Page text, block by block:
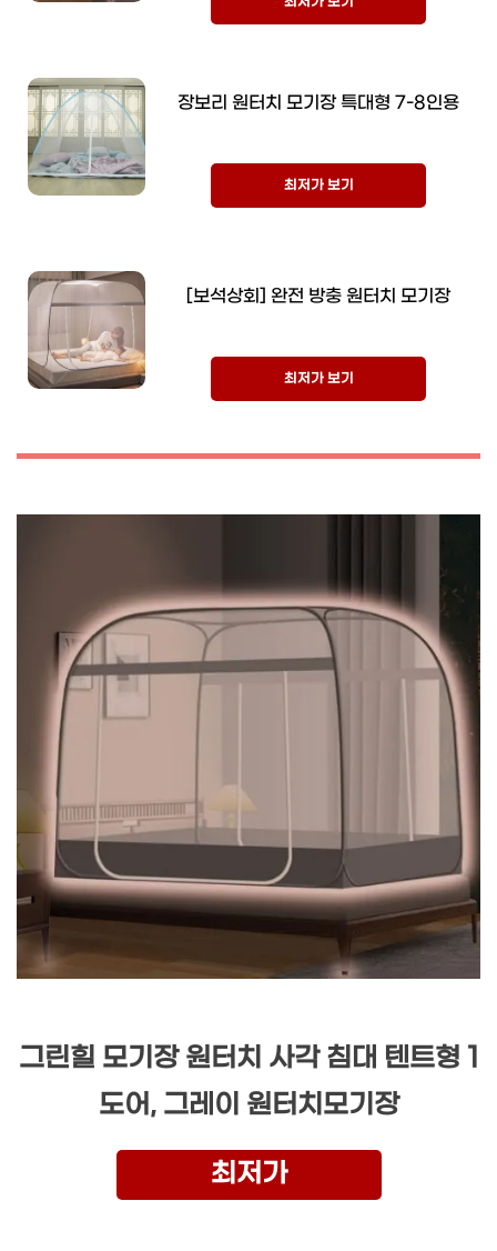
장보리 원터치 모기장 특대형 7-8인용
최저가 보기
[보석상회] 완전 방충 원터치 모기장
최저가 보기
그린힐 모기장 원터치 사각 침대 텐트형 1
도어, 그레이 원터치모기장
최저가